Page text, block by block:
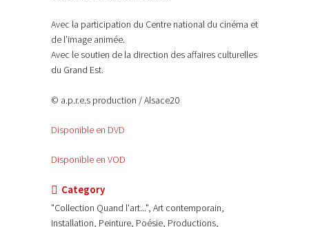
Avec la participation du Centre national du cinéma et
de l’image animée.
Avec le soutien de la direction des affaires culturelles
du Grand Est.
© a.p.r.e.s production / Alsace20
Disponible en DVD
Disponible en VOD
Category
"Collection Quand l'art...", Art contemporain,
Installation, Peinture, Poésie, Productions,